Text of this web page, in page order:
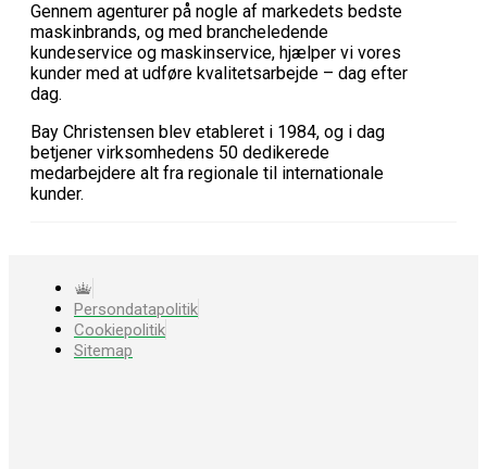
Gennem agenturer på nogle af markedets bedste
maskinbrands, og med brancheledende
kundeservice og maskinservice, hjælper vi vores
kunder med at udføre kvalitetsarbejde – dag efter
dag.
Bay Christensen blev etableret i 1984, og i dag
betjener virksomhedens 50 dedikerede
medarbejdere alt fra regionale til internationale
kunder.
Persondatapolitik
Cookiepolitik
Sitemap